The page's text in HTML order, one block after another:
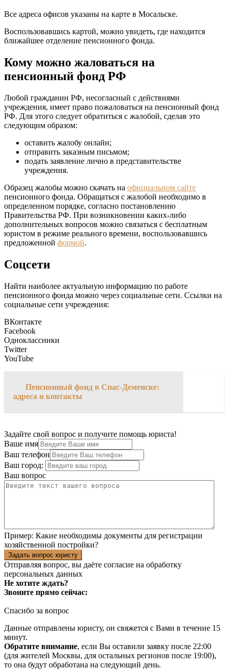
Все адреса офисов указаны на карте в Мосальске.
Воспользовавшись картой, можно увидеть, где находится
ближайшее отделение пенсионного фонда.
Кому можно жаловаться на
пенсионный фонд РФ
Любой гражданин РФ, несогласный с действиями
учреждения, имеет право пожаловаться на пенсионный фонд
РФ. Для этого следует обратиться с жалобой, сделав это
следующим образом:
оставить жалобу онлайн;
отправить заказным письмом;
подать заявление лично в представительстве
учреждения.
Образец жалобы можно скачать на официальном сайте
пенсионного фонда. Обращаться с жалобой необходимо в
определенном порядке, согласно постановлению
Правительства РФ. При возникновении каких-либо
дополнительных вопросов можно связаться с бесплатным
юристом в режиме реального времени, воспользовавшись
предложенной формой.
Соцсети
Найти наиболее актуальную информацию по работе
пенсионного фонда можно через социальные сети. Ссылки на
социальные сети учреждения:
ВКонтакте
Facebook
Одноклассники
Twitter
YouTube
Пенсионный фонд в Спас-Деменске:
адреса и контакты
Задайте свой вопрос и получите помощь юриста!
Ваше имя
Ваш телефон
Ваш город:
Ваш вопрос
Пример: Какие необходимы документы для регистрации
хозяйственной постройки?
Задать вопрос юристу
Отправляя вопрос, вы даёте согласие на обработку
персональных данных
Не хотите ждать?
Звоните прямо сейчас:
Спасибо за вопрос
Данные отправлены юристу, он свяжется с Вами в течение 15
минут.
Обратите внимание, если Вы оставили заявку после 22:00
(для жителей Москвы, для остальных регионов после 19:00),
то она будут обработана на следующий день.